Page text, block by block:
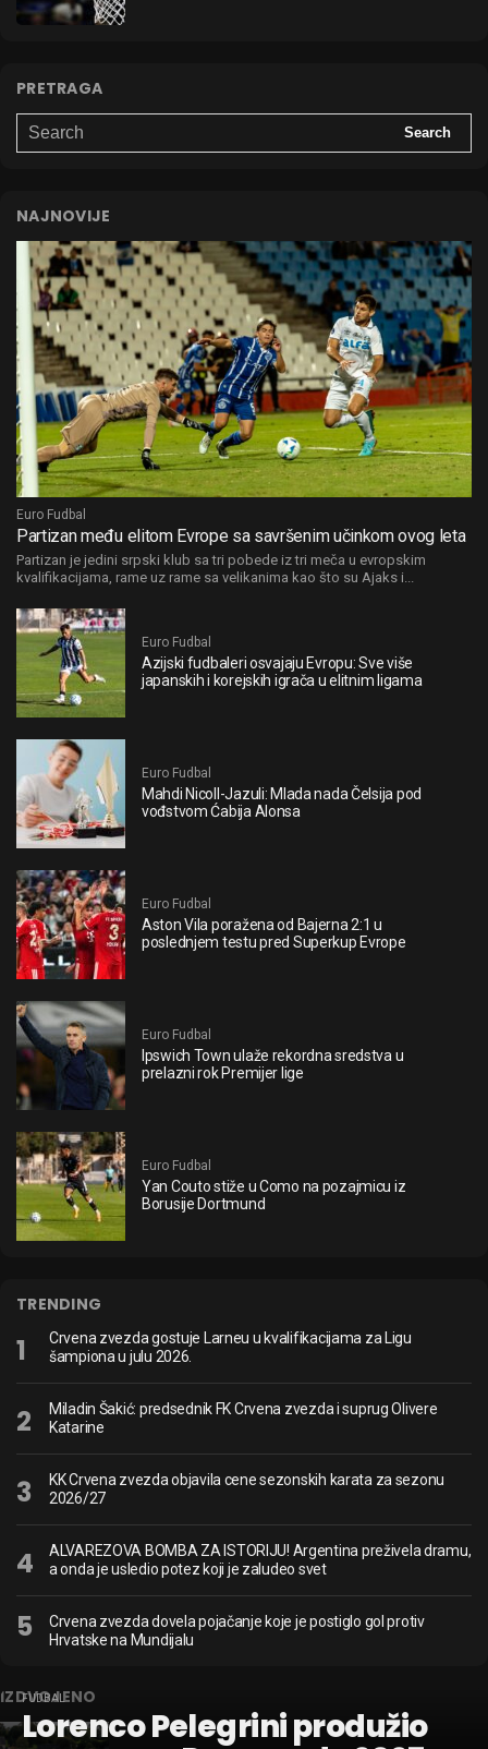
PRETRAGA
NAJNOVIJE
Euro Fudbal
Partizan među elitom Evrope sa savršenim učinkom ovog leta
Partizan je jedini srpski klub sa tri pobede iz tri meča u evropskim
kvalifikacijama, rame uz rame sa velikanima kao što su Ajaks i...
Euro Fudbal
Azijski fudbaleri osvajaju Evropu: Sve više
japanskih i korejskih igrača u elitnim ligama
Euro Fudbal
Mahdi Nicoll-Jazuli: Mlada nada Čelsija pod
vođstvom Ćabija Alonsa
Euro Fudbal
Aston Vila poražena od Bajerna 2:1 u
poslednjem testu pred Superkup Evrope
Euro Fudbal
Ipswich Town ulaže rekordna sredstva u
prelazni rok Premijer lige
Euro Fudbal
Yan Couto stiže u Como na pozajmicu iz
Borusije Dortmund
TRENDING
Crvena zvezda gostuje Larneu u kvalifikacijama za Ligu
šampiona u julu 2026.
Miladin Šakić: predsednik FK Crvena zvezda i suprug Olivere
Katarine
KK Crvena zvezda objavila cene sezonskih karata za sezonu
2026/27
ALVAREZOVA BOMBA ZA ISTORIJU! Argentina preživela dramu,
a onda je usledio potez koji je zaludeo svet
Crvena zvezda dovela pojačanje koje je postiglo gol protiv
Hrvatske na Mundijalu
IZDVOJENO
FUDBAL
Lorenco Pelegrini produžio